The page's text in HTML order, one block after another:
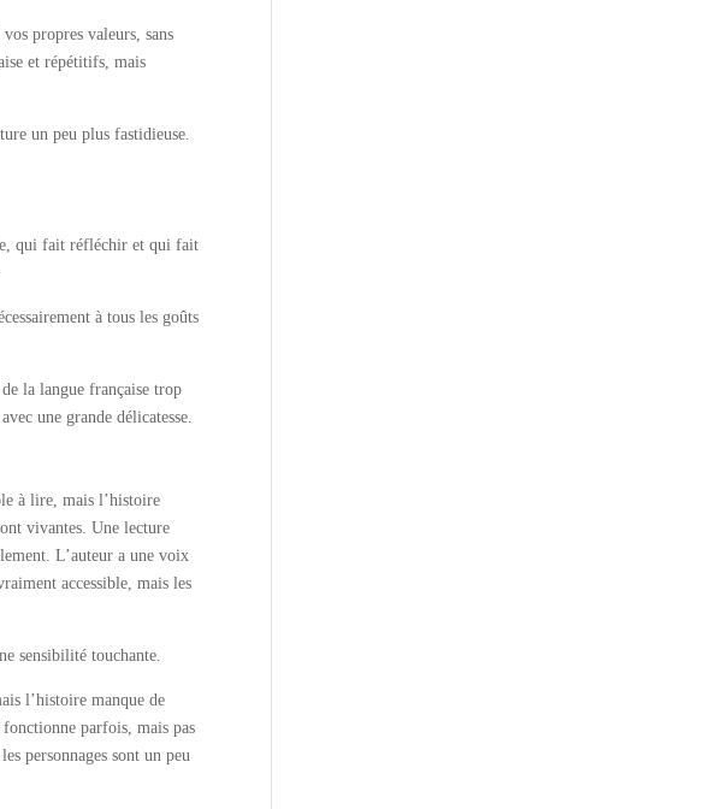
propres valeurs, sans
et répétitifs, mais
un peu plus fastidieuse.
qui fait réfléchir et qui fait
à tous les goûts
la langue française trop
une grande délicatesse.
à lire, mais l’histoire
vivantes. Une lecture
L’auteur a une voix
accessible, mais les
sensibilité touchante.
l’histoire manque de
parfois, mais pas
personnages sont un peu